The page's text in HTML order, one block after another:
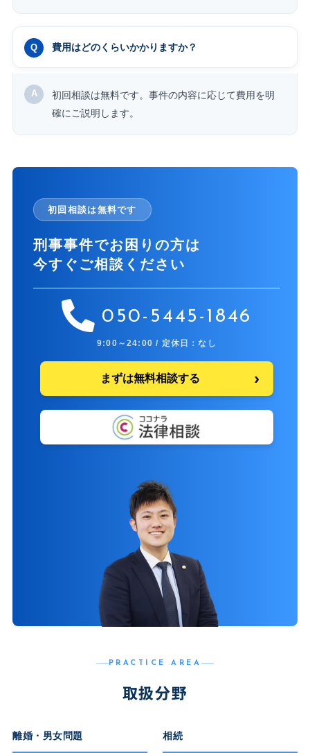
費用はどのくらいかかりますか？
初回相談は無料です。事件の内容に応じて費用を明
確にご説明します。
初回相談は無料です
刑事事件でお困りの方は
今すぐご相談ください
050-5445-1846
9:00～24:00 / 定休日：なし
まずは無料相談する
PRACTICE AREA
取扱分野
離婚・男女問題 相続